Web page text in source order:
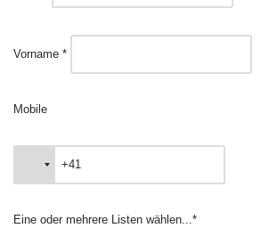
Vorname *
Mobile
Eine oder mehrere Listen wählen...*